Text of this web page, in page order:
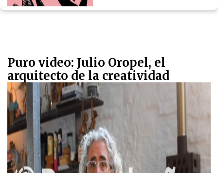
Puro video: Julio Oropel, el
arquitecto de la creatividad